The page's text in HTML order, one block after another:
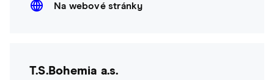
Na webové stránky
T.S.Bohemia a.s.